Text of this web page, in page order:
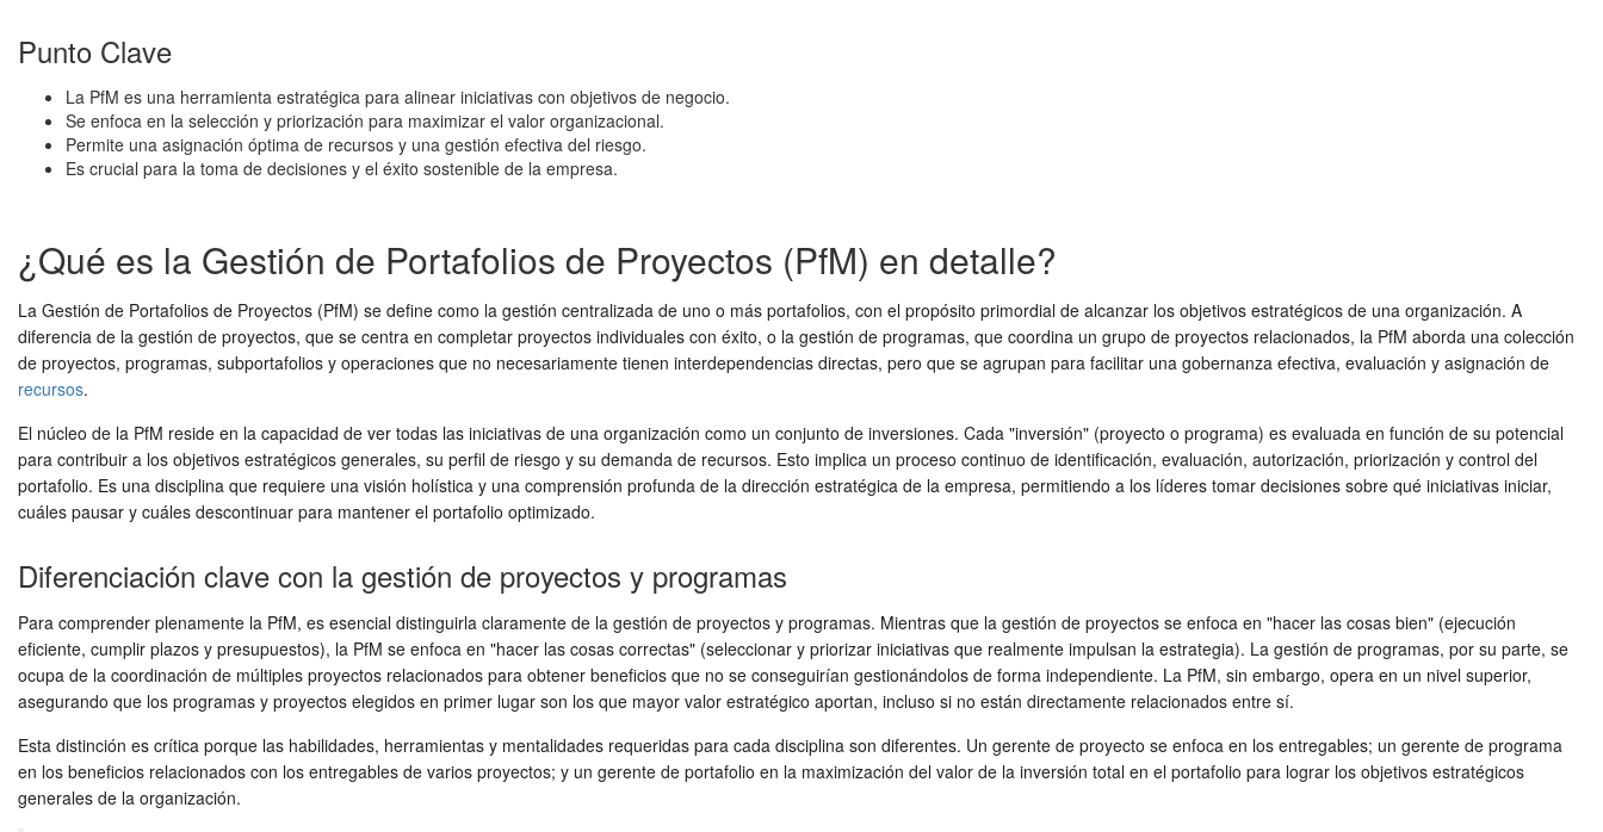
Punto Clave
La PfM es una herramienta estratégica para alinear iniciativas con objetivos de negocio.
Se enfoca en la selección y priorización para maximizar el valor organizacional.
Permite una asignación óptima de recursos y una gestión efectiva del riesgo.
Es crucial para la toma de decisiones y el éxito sostenible de la empresa.
¿Qué es la Gestión de Portafolios de Proyectos (PfM) en detalle?
La Gestión de Portafolios de Proyectos (PfM) se define como la gestión centralizada de uno o más portafolios, con el propósito primordial de alcanzar los objetivos estratégicos de una organización. A
diferencia de la gestión de proyectos, que se centra en completar proyectos individuales con éxito, o la gestión de programas, que coordina un grupo de proyectos relacionados, la PfM aborda una colección
de proyectos, programas, subportafolios y operaciones que no necesariamente tienen interdependencias directas, pero que se agrupan para facilitar una gobernanza efectiva, evaluación y asignación de
recursos.
El núcleo de la PfM reside en la capacidad de ver todas las iniciativas de una organización como un conjunto de inversiones. Cada "inversión" (proyecto o programa) es evaluada en función de su potencial
para contribuir a los objetivos estratégicos generales, su perfil de riesgo y su demanda de recursos. Esto implica un proceso continuo de identificación, evaluación, autorización, priorización y control del
portafolio. Es una disciplina que requiere una visión holística y una comprensión profunda de la dirección estratégica de la empresa, permitiendo a los líderes tomar decisiones sobre qué iniciativas iniciar,
cuáles pausar y cuáles descontinuar para mantener el portafolio optimizado.
Diferenciación clave con la gestión de proyectos y programas
Para comprender plenamente la PfM, es esencial distinguirla claramente de la gestión de proyectos y programas. Mientras que la gestión de proyectos se enfoca en "hacer las cosas bien" (ejecución
eficiente, cumplir plazos y presupuestos), la PfM se enfoca en "hacer las cosas correctas" (seleccionar y priorizar iniciativas que realmente impulsan la estrategia). La gestión de programas, por su parte, se
ocupa de la coordinación de múltiples proyectos relacionados para obtener beneficios que no se conseguirían gestionándolos de forma independiente. La PfM, sin embargo, opera en un nivel superior,
asegurando que los programas y proyectos elegidos en primer lugar son los que mayor valor estratégico aportan, incluso si no están directamente relacionados entre sí.
Esta distinción es crítica porque las habilidades, herramientas y mentalidades requeridas para cada disciplina son diferentes. Un gerente de proyecto se enfoca en los entregables; un gerente de programa
en los beneficios relacionados con los entregables de varios proyectos; y un gerente de portafolio en la maximización del valor de la inversión total en el portafolio para lograr los objetivos estratégicos
generales de la organización.